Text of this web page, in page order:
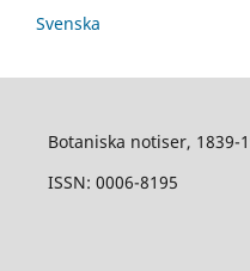
Svenska
Botaniska notiser, 1839-
ISSN: 0006-8195